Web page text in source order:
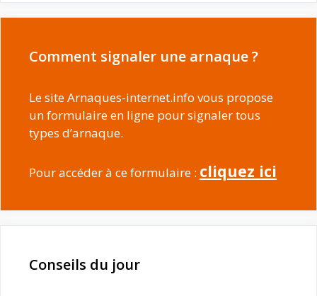
Comment signaler une arnaque ?
Le site Arnaques-internet.info vous propose
un formulaire en ligne pour signaler tous
types d’arnaque.
Pour accéder à ce formulaire : cliquez ici
Conseils du jour